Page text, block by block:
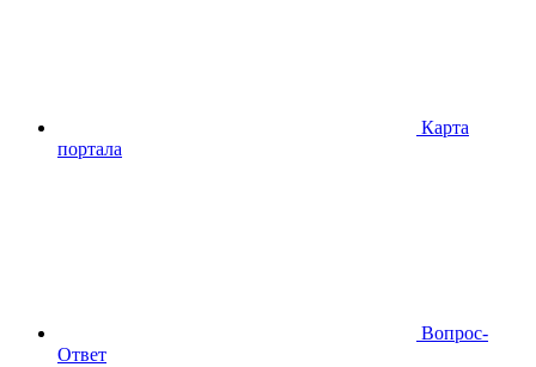
Карта
портала
Вопрос-
Ответ